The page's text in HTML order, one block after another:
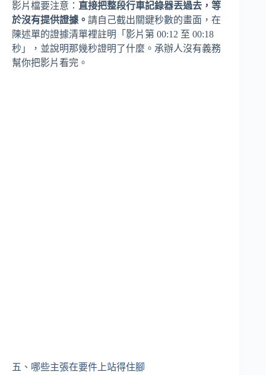
影片檔要注意： 直接把整段行車記錄器丟過去，等
於沒有提供證據。 請自己截出關鍵秒數的畫面，在
陳述單的證據清單裡註明「影片第 00:12 至 00:18
秒」，並說明那幾秒證明了什麼。承辦人沒有義務
幫你把影片看完。
五、哪些主張在要件上站得住腳